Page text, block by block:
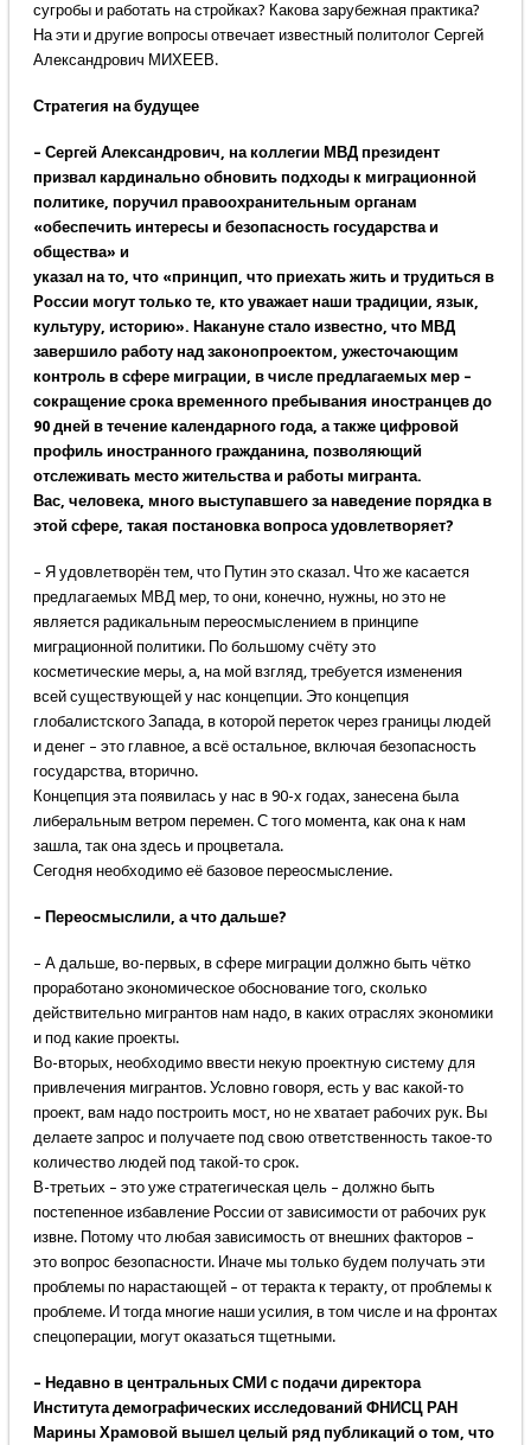
сугробы и работать на стройках? Какова зарубежная практика?
На эти и другие вопросы отвечает известный политолог Сергей
Александрович МИХЕЕВ.
Стратегия на будущее
– Сергей Александрович, на коллегии МВД президент
призвал кардинально обновить подходы к миграционной
политике, поручил правоохранительным органам
«обеспечить интересы и безопасность государства и
общества» и
указал на то, что «принцип, что приехать жить и трудиться в
России могут только те, кто уважает наши традиции, язык,
культуру, историю». Накануне стало известно, что МВД
завершило работу над законопроектом, ужесточающим
контроль в сфере миграции, в числе предлагаемых мер –
сокращение срока временного пребывания иностранцев до
90 дней в течение календарного года, а также цифровой
профиль иностранного гражданина, позволяющий
отслеживать место жительства и работы мигранта.
Вас, человека, много выступавшего за наведение порядка в
этой сфере, такая постановка вопроса удовлетворяет?
– Я удовлетворён тем, что Путин это сказал. Что же касается
предлагаемых МВД мер, то они, конечно, нужны, но это не
является радикальным переосмыслением в принципе
миграционной политики. По большому счёту это
косметические меры, а, на мой взгляд, требуется изменения
всей существующей у нас концепции. Это концепция
глобалистского Запада, в которой переток через границы людей
и денег – это главное, а всё остальное, включая безопасность
государства, вторично.
Концепция эта появилась у нас в 90-х годах, занесена была
либеральным ветром перемен. С того момента, как она к нам
зашла, так она здесь и процветала.
Сегодня необходимо её базовое переосмысление.
– Переосмыслили, а что дальше?
– А дальше, во-первых, в сфере миграции должно быть чётко
проработано экономическое обоснование того, сколько
действительно мигрантов нам надо, в каких отраслях экономики
и под какие проекты.
Во-вторых, необходимо ввести некую проектную систему для
привлечения мигрантов. Условно говоря, есть у вас какой-то
проект, вам надо построить мост, но не хватает рабочих рук. Вы
делаете запрос и получаете под свою ответственность такое-то
количество людей под такой-то срок.
В-третьих – это уже стратегическая цель – должно быть
постепенное избавление России от зависимости от рабочих рук
извне. Потому что любая зависимость от внешних факторов –
это вопрос безопасности. Иначе мы только будем получать эти
проблемы по нарастающей – от теракта к теракту, от проблемы к
проблеме. И тогда многие наши усилия, в том числе и на фронтах
спецоперации, могут оказаться тщетными.
– Недавно в центральных СМИ с подачи директора
Института демографических исследований ФНИСЦ РАН
Марины Храмовой вышел целый ряд публикаций о том, что